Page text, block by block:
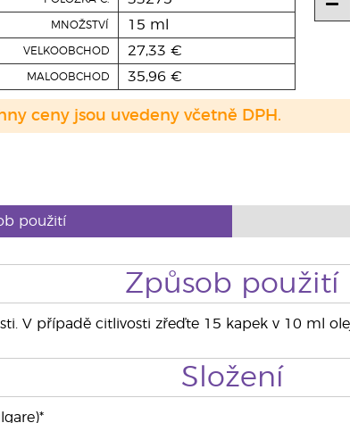
MNOŽSTVÍ 15 ml
VELKOOBCHOD 27,33 €
MALOOBCHOD 35,96 €
ceny jsou uvedeny včetně DPH.
použití
Způsob použití
V případě citlivosti zřeďte 15 kapek v 10 ml
Složení